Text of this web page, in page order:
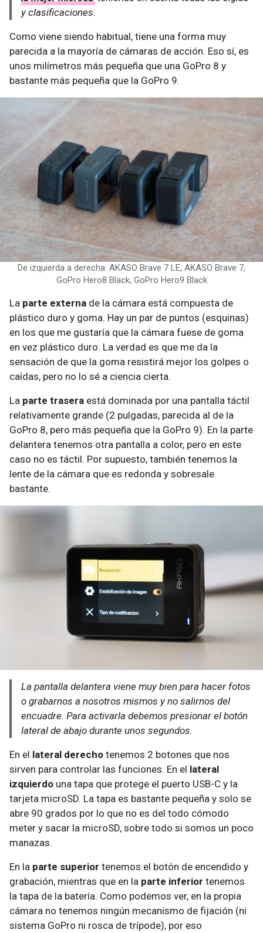
y clasificaciones.
Como viene siendo habitual, tiene una forma muy
parecida a la mayoría de cámaras de acción. Eso sí, es
unos milímetros más pequeña que una GoPro 8 y
bastante más pequeña que la GoPro 9.
De izquierda a derecha: AKASO Brave 7 LE, AKASO Brave 7,
GoPro Hero8 Black, GoPro Hero9 Black
La parte externa de la cámara está compuesta de
plástico duro y goma. Hay un par de puntos (esquinas)
en los que me gustaría que la cámara fuese de goma
en vez plástico duro. La verdad es que me da la
sensación de que la goma resistirá mejor los golpes o
caídas, pero no lo sé a ciencia cierta.
La parte trasera está dominada por una pantalla táctil
relativamente grande (2 pulgadas, parecida al de la
GoPro 8, pero más pequeña que la GoPro 9). En la parte
delantera tenemos otra pantalla a color, pero en este
caso no es táctil. Por supuesto, también tenemos la
lente de la cámara que es redonda y sobresale
bastante.
La pantalla delantera viene muy bien para hacer fotos
o grabarnos a nosotros mismos y no salirnos del
encuadre. Para activarla debemos presionar el botón
lateral de abajo durante unos segundos.
En el lateral derecho tenemos 2 botones que nos
sirven para controlar las funciones. En el lateral
izquierdo una tapa que protege el puerto USB-C y la
tarjeta microSD. La tapa es bastante pequeña y solo se
abre 90 grados por lo que no es del todo cómodo
meter y sacar la microSD, sobre todo si somos un poco
manazas.
En la parte superior tenemos el botón de encendido y
grabación, mientras que en la parte inferior tenemos
la tapa de la batería. Como podemos ver, en la propia
cámara no tenemos ningún mecanismo de fijación (ni
sistema GoPro ni rosca de trípode), por eso